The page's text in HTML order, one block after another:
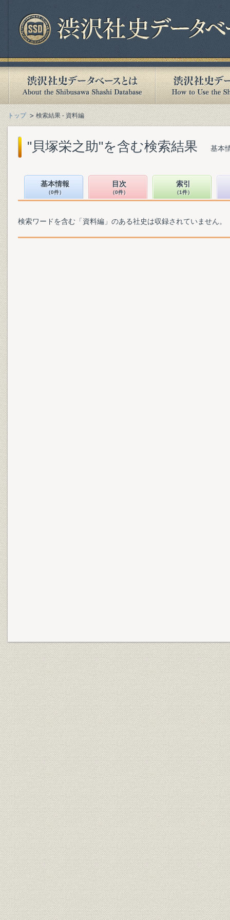
トップ 検索結果 - 資料編
"貝塚栄之助"を含む検索結果 基本
基本情報
（0件）
目次
（0件）
索引
（1件）
検索ワードを含む「資料編」のある社史は収録されていません。